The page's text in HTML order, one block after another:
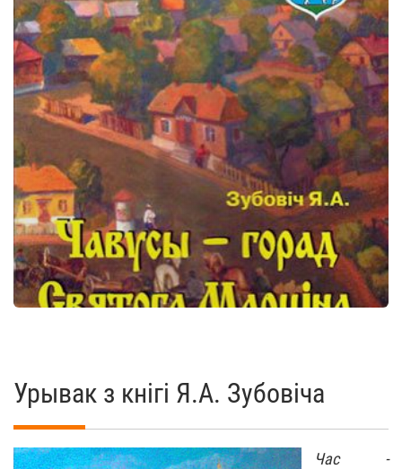
Урывак з кнігі Я.А. Зубовіча
Час -